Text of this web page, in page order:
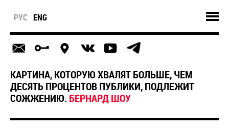
РУС ENG
КАРТИНА, КОТОРУЮ ХВАЛЯТ БОЛЬШЕ, ЧЕМ
ДЕСЯТЬ ПРОЦЕНТОВ ПУБЛИКИ, ПОДЛЕЖИТ
СОЖЖЕНИЮ. БЕРНАРД ШОУ